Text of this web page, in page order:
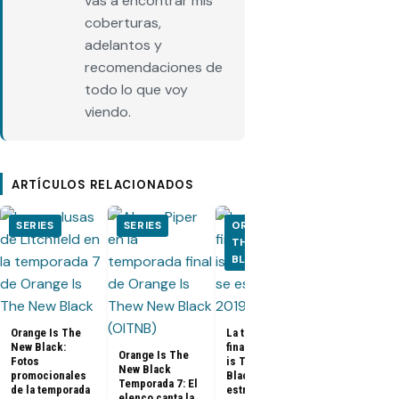
coberturas,
adelantos y
recomendaciones de
todo lo que voy
viendo.
ARTÍCULOS RELACIONADOS
SERIES
Orange Is The
New Black:
Fotos
promocionales
de la temporada
SERIES
Orange Is The
New Black
Temporada 7: El
ORANGE IS
THE NEW
BLACK
La temporada
final de Orange
is The New
Black se
estrenará el